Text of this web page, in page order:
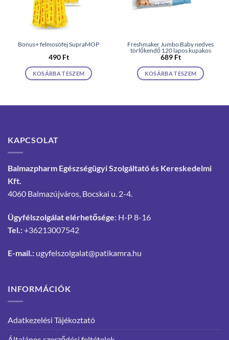
Bonus+ felmosófej SupraMOP
490 Ft
KOSÁRBA TESZEM
Freshmaker Jumbo Baby nedves
törlőkendő 120 lapos kupakos
689 Ft
KOSÁRBA TESZEM
KAPCSOLAT
Balmazpharm Egészségügyi Szolgáltató és Kereskedelmi
Kft.
4060 Balmazújváros, Bocskai u. 2-4.
Ügyfélszolgálat elérhetősége: H-P 8-16
Tel.:+36213007542
E-mail.: ugyfelszolgalat@patikamra.hu
INFORMÁCIÓK
Adatkezelési Tájékoztató